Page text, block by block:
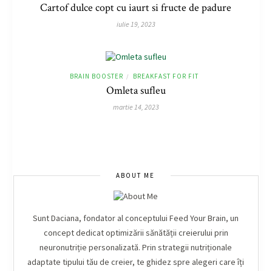
Cartof dulce copt cu iaurt si fructe de padure
iulie 19, 2023
BRAIN BOOSTER / BREAKFAST FOR FIT
Omleta sufleu
martie 14, 2023
ABOUT ME
Sunt Daciana, fondator al conceptului Feed Your Brain, un
concept dedicat optimizării sănătății creierului prin
neuronutriție personalizată. Prin strategii nutriționale
adaptate tipului tău de creier, te ghidez spre alegeri care îți